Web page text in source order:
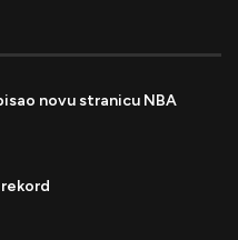
novu stranicu NBA